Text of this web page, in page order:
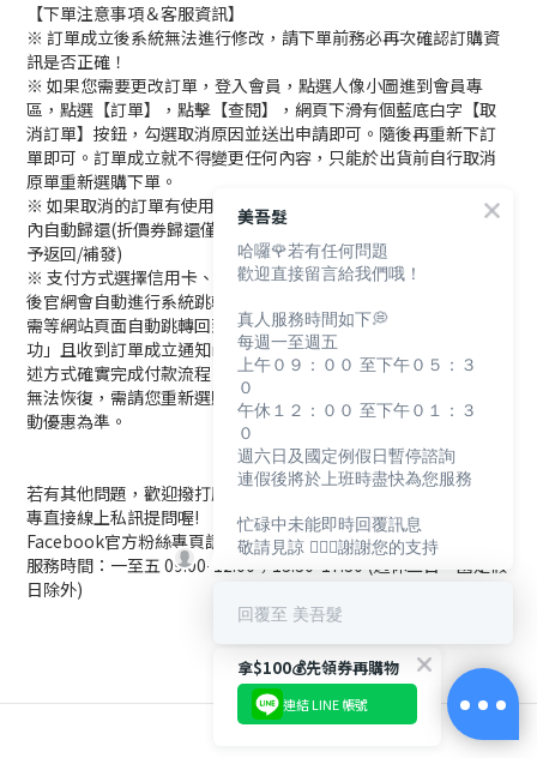
【下單注意事項＆客服資訊】
※ 訂單成立後系統無法進行修改，請下單前務必再次確認訂購資
訊是否正確！
※ 如果您需要更改訂單，登入會員，點選人像小圖進到會員專
區，點選【訂單】，點擊【查閱】，網頁下滑有個藍底白字【取
消訂單】按鈕，勾選取消原因並送出申請即可。隨後再重新下訂
單即可。訂單成立就不得變更任何內容，只能於出貨前自行取消
原單重新選購下單。
※ 如果取消的訂單有使用折價券，折價券會於取消訂單後的5分鐘
內自動歸還(折價券歸還僅限還在使用效期內的才會返還，逾期不
予返回/補發)
※ 支付方式選擇信用卡、LINE Pay線上支付方式，在您送出訂單
後官網會自動進行系統跳轉到選擇的線上支付系統，付款完成後
需等網站頁面自動跳轉回到美吾髮購物網並看到「訂單送出成
功」且收到訂單成立通知mail才是真的完成訂購。如果沒有按上
述方式確實完成付款流程，訂單後續會被系統自動取消，取消單
無法恢復，需請您重新選購下單，活動優惠依新訂單成立時的活
動優惠為準。
若有其他問題，歡迎撥打服務專線(02)2713-6621，也可至FB粉
專直接線上私訊提問喔!
Facebook官方粉絲專頁請搜尋： 美吾髮購物網
服務時間：一至五 09:00-12:00；13:30-17:30 (週休二日、國定假
日除外)
立即購買
拿$100💰先領券再購物
連結 LINE 帳號
美吾髮
哈囉🌹若有任何問題
歡迎直接留言給我們哦！
真人服務時間如下💭
每週一至週五
上午０９：００ 至下午０５：３
０
午休１２：００ 至下午０１：３
０
週六日及國定例假日暫停諮詢
連假後將於上班時盡快為您服務
忙碌中未能即時回覆訊息
敬請見諒 🙇🏻‍♀️謝謝您的支持
回覆至 美吾髮